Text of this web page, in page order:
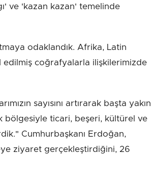
ve 'kazan kazan' temelinde
odaklandık. Afrika, Latin
coğrafyalarla ilişkilerimizde
sayısını artırarak başta yakın
bölgesiyle ticari, beşeri, kültürel ve
Cumhurbaşkanı Erdoğan,
ziyaret gerçekleştirdiğini, 26